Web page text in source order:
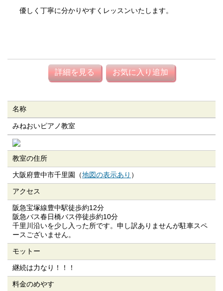
優しく丁寧に分かりやすくレッスンいたします。
詳細を見る お気に入り追加
名称
みねおいピアノ教室
教室の住所
大阪府豊中市千里園（地図の表示あり ）
アクセス
阪急宝塚線豊中駅徒歩約12分
阪急バス春日橋バス停徒歩約10分
千里川沿いを少し入った所です。申し訳ありませんが駐車スペ
ースございません。
モットー
継続は力なり！！！
料金のめやす